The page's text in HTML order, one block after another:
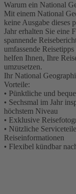
Warum ein National
Mit einem National
keine Ausgabe dieses
Jahr erhalten Sie eine
spannende
umfassende
helfen Ihnen, Ihre
umzusetzen.
Ihr National
Vorteile:
• Pünktliche und
• Sechsmal im Jahr
höchstem Niveau
• Exklusive
• Nützliche
Reiseinformationen
• Flexibel kündbar